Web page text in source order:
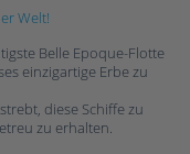
Welt!
Belle Epoque-Flotte
einzigartige Erbe zu
diese Schiffe zu
zu erhalten.